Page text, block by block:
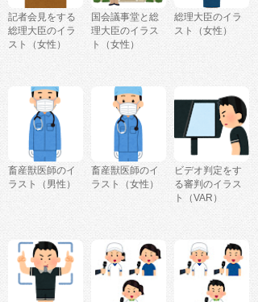
記者会見をする
総理大臣のイラ
スト（女性）
国会議事堂と総
理大臣のイラス
ト（女性）
総理大臣のイラ
スト（女性）
畜産獣医師のイ
ラスト（男性）
畜産獣医師のイ
ラスト（女性）
ビデオ判定をす
る審判のイラス
ト（VAR）